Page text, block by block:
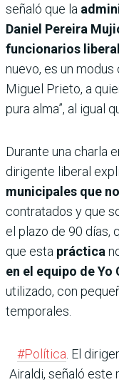
señaló que la
Daniel Pereira
funcionarios
nuevo, es un
Miguel Prieto, a
pura alma”, al igual
Durante una charla
dirigente liberal
municipales que
contratados y que
el plazo de 90 días,
que esta práctica
en el equipo de Yo
utilizado, con
temporales.
#Política . El
Airaldi, señaló este